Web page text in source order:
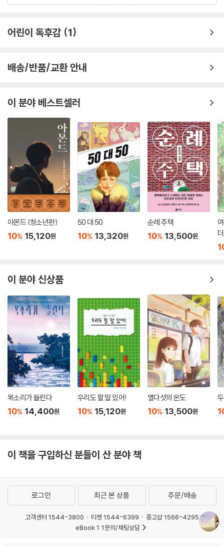
어린이 독후감 1
배송/반품/교환 안내
이 분야 베스트셀러
아몬드 (청소년판)
10% 15,120원
50 대 50
10% 13,320원
순례 주택
10% 13,500원
이 분야 신상품
목소리가 들린다
10% 14,400원
우리도 할 말 있어!
10% 15,120원
열다섯의 온도
10% 13,500원
이 책을 구입하신 분들이 산 분야 책
로그인 최근 본 상품 주문/배송
고객센터 1544-3800 티켓 1544-6399
중고샵 1566-4295
eBook 1:1문의/채팅상담